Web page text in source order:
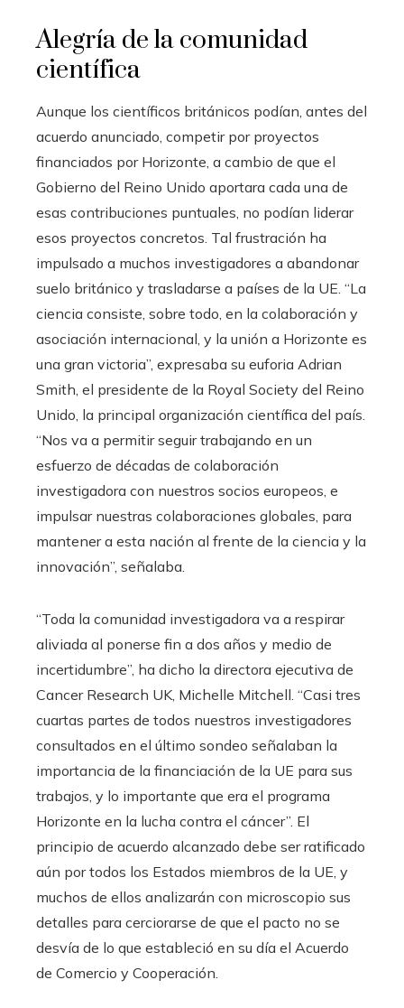
Alegría de la comunidad
científica
Aunque los científicos británicos podían, antes del
acuerdo anunciado, competir por proyectos
financiados por Horizonte, a cambio de que el
Gobierno del Reino Unido aportara cada una de
esas contribuciones puntuales, no podían liderar
esos proyectos concretos. Tal frustración ha
impulsado a muchos investigadores a abandonar
suelo británico y trasladarse a países de la UE. “La
ciencia consiste, sobre todo, en la colaboración y
asociación internacional, y la unión a Horizonte es
una gran victoria”, expresaba su euforia Adrian
Smith, el presidente de la Royal Society del Reino
Unido, la principal organización científica del país.
“Nos va a permitir seguir trabajando en un
esfuerzo de décadas de colaboración
investigadora con nuestros socios europeos, e
impulsar nuestras colaboraciones globales, para
mantener a esta nación al frente de la ciencia y la
innovación”, señalaba.
“Toda la comunidad investigadora va a respirar
aliviada al ponerse fin a dos años y medio de
incertidumbre”, ha dicho la directora ejecutiva de
Cancer Research UK, Michelle Mitchell. “Casi tres
cuartas partes de todos nuestros investigadores
consultados en el último sondeo señalaban la
importancia de la financiación de la UE para sus
trabajos, y lo importante que era el programa
Horizonte en la lucha contra el cáncer”. El
principio de acuerdo alcanzado debe ser ratificado
aún por todos los Estados miembros de la UE, y
muchos de ellos analizarán con microscopio sus
detalles para cerciorarse de que el pacto no se
desvía de lo que estableció en su día el Acuerdo
de Comercio y Cooperación.